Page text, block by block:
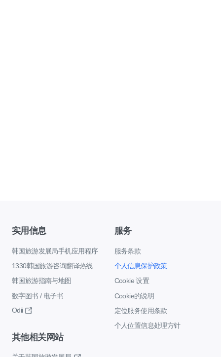
实用信息
韩国旅游发展局手机应用程序
1330韩国旅游咨询翻译热线
韩国旅游指南与地图
数字图书 / 电子书
Odii
服务
服务条款
个人信息保护政策
Cookie 设置
Cookie的说明
定位服务使用条款
个人位置信息处理方针
其他相关网站